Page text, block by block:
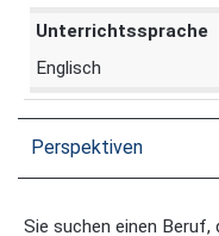
Unterrichtssprache
Englisch
Perspektiven
Sie suchen einen Beruf,